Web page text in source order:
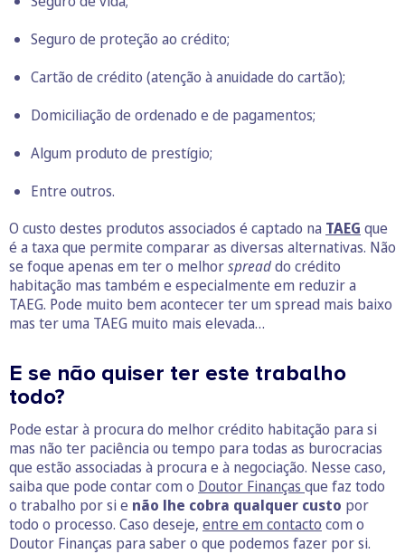
Seguro de proteção ao crédito;
Cartão de crédito (atenção à anuidade do cartão);
Domiciliação de ordenado e de pagamentos;
Algum produto de prestígio;
Entre outros.
O custo destes produtos associados é captado na TAEG que
é a taxa que permite comparar as diversas alternativas. Não
se foque apenas em ter o melhorspreaddo crédito
habitação mas também e especialmente em reduzir a
TAEG. Pode muito bem acontecer ter um spread mais baixo
mas ter uma TAEG muito mais elevada…
E se não quiser ter este trabalho
todo?
Pode estar à procura do melhor crédito habitação para si
mas não ter paciência ou tempo para todas as burocracias
que estão associadas à procura e à negociação. Nesse caso,
saiba que pode contar com o Doutor Finanças que faz todo
o trabalho por si e não lhe cobra qualquer custo por
todo o processo. Caso deseje, entre em contacto com o
Doutor Finanças para saber o que podemos fazer por si.